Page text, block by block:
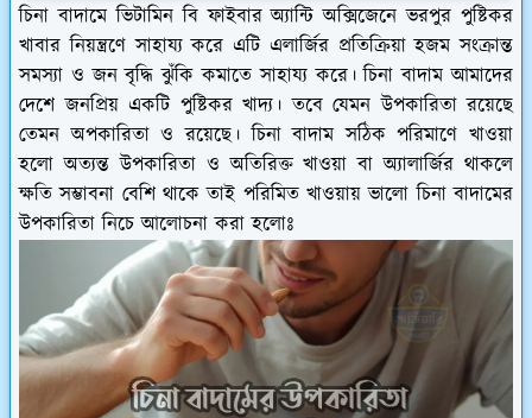
চিনা বাদামে ভিটামিন বি ফাইবার অ্যান্টি অক্সিজেনে ভরপুর পুষ্টিকর
খাবার নিয়ন্ত্রণে সাহায্য করে এটি এলার্জির প্রতিক্রিয়া হজম সংক্রান্ত
সমস্যা ও জন বৃদ্ধি ঝুঁকি কমাতে সাহায্য করে। চিনা বাদাম আমাদের
দেশে জনপ্রিয় একটি পুষ্টিকর খাদ্য। তবে যেমন উপকারিতা রয়েছে
তেমন অপকারিতা ও রয়েছে। চিনা বাদাম সঠিক পরিমাণে খাওয়া
হলো অত্যন্ত উপকারিতা ও অতিরিক্ত খাওয়া বা অ্যালার্জির থাকলে
ক্ষতি সম্ভাবনা বেশি থাকে তাই পরিমিত খাওয়ায় ভালো চিনা বাদামের
উপকারিতা নিচে আলোচনা করা হলোঃ